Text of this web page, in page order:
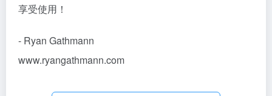
享受使用！
- Ryan Gathmann
www.ryangathmann.com